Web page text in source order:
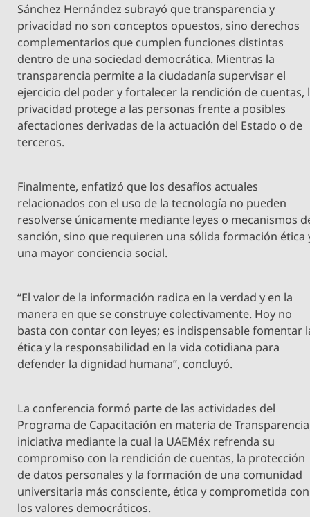
Sánchez Hernández subrayó que transparencia y
privacidad no son conceptos opuestos, sino derechos
complementarios que cumplen funciones distintas
dentro de una sociedad democrática. Mientras la
transparencia permite a la ciudadanía supervisar el
ejercicio del poder y fortalecer la rendición de cuentas,
privacidad protege a las personas frente a posibles
afectaciones derivadas de la actuación del Estado o de
terceros.
Finalmente, enfatizó que los desafíos actuales
relacionados con el uso de la tecnología no pueden
resolverse únicamente mediante leyes o mecanismos
sanción, sino que requieren una sólida formación ética
una mayor conciencia social.
“El valor de la información radica en la verdad y en la
manera en que se construye colectivamente. Hoy no
basta con contar con leyes; es indispensable fomentar
ética y la responsabilidad en la vida cotidiana para
defender la dignidad humana”, concluyó.
La conferencia formó parte de las actividades del
Programa de Capacitación en materia de
iniciativa mediante la cual la UAEMéx refrenda su
compromiso con la rendición de cuentas, la protección
de datos personales y la formación de una comunidad
universitaria más consciente, ética y comprometida con
los valores democráticos.